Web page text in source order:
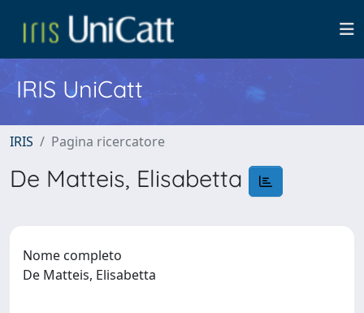
IRIS UniCatt
IRIS Pagina ricercatore
De Matteis, Elisabetta
Nome completo
De Matteis, Elisabetta